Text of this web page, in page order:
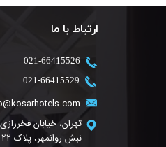
ارتباط با ما
تهران، خیابان فخررازی
نبش روانمهر، پلاک 22
​021-66415526
​021-66415529